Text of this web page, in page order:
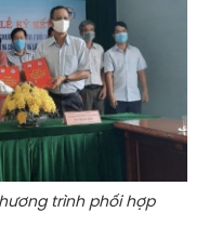
trình phối hợp